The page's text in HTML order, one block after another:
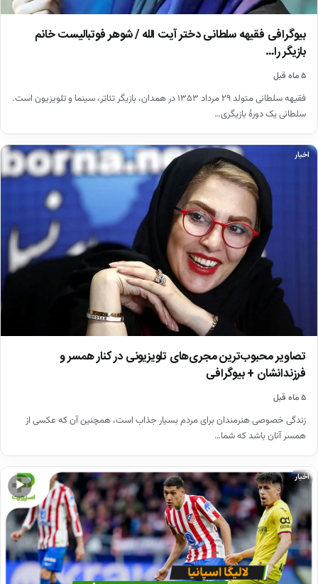
بیوگرافی فقیهه سلطانی دختر آیت الله / شوهر فوتبالیست خانم
بازیگر را…
۵ ماه قبل
فقیهه سلطانی متولد ۲۹ مرداد ۱۳۵۳ در همدان، بازیگر تئاتر، سینما و تلویزیون است.
سلطانی یک دورهٔ بازیگری…
اخبار
تصاویر محبوب‌ترین مجری‌های تلویزیونی در کنار همسر و
فرزندانشان + بیوگرافی
۵ ماه قبل
زندگی خصوصی هنرمندان برای مردم بسیار جذاب است، همچنین آن که عکسی از
همسر آنان باشد که شما…
▶
اخبار